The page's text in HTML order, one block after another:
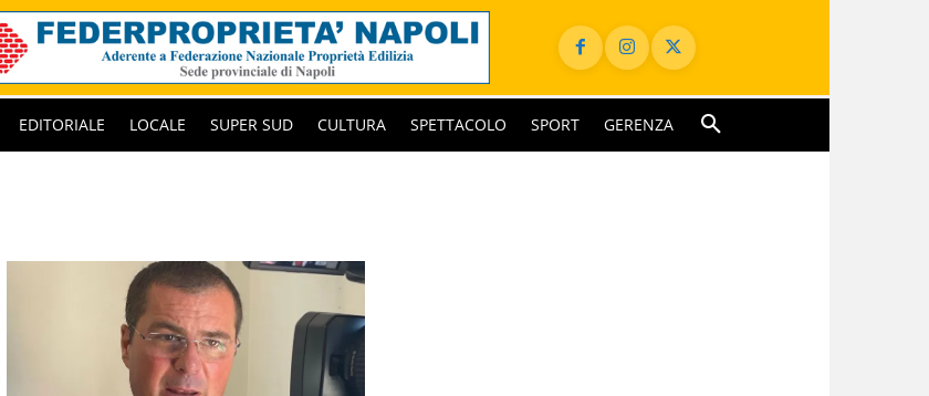
EDITORIALE LOCALE SUPER SUD CULTURA SPETTACOLO SPORT GERENZA